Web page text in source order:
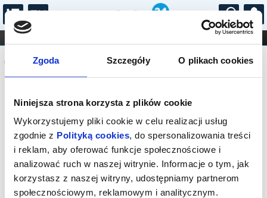
Zgoda Szczegóły O plikach cookies
Niniejsza strona korzysta z plików cookie
Wykorzystujemy pliki cookie w celu realizacji usług
zgodnie z Polityką cookies, do spersonalizowania treści
i reklam, aby oferować funkcje społecznościowe i
analizować ruch w naszej witrynie. Informacje o tym, jak
korzystasz z naszej witryny, udostępniamy partnerom
społecznościowym, reklamowym i analitycznym.
...
FILHARMONIA OPERA I BALET
STAND-UP
DLA DZIECI
Komunikat
Sprzedaż biletów on-line na wydarzenie
została zakończona.